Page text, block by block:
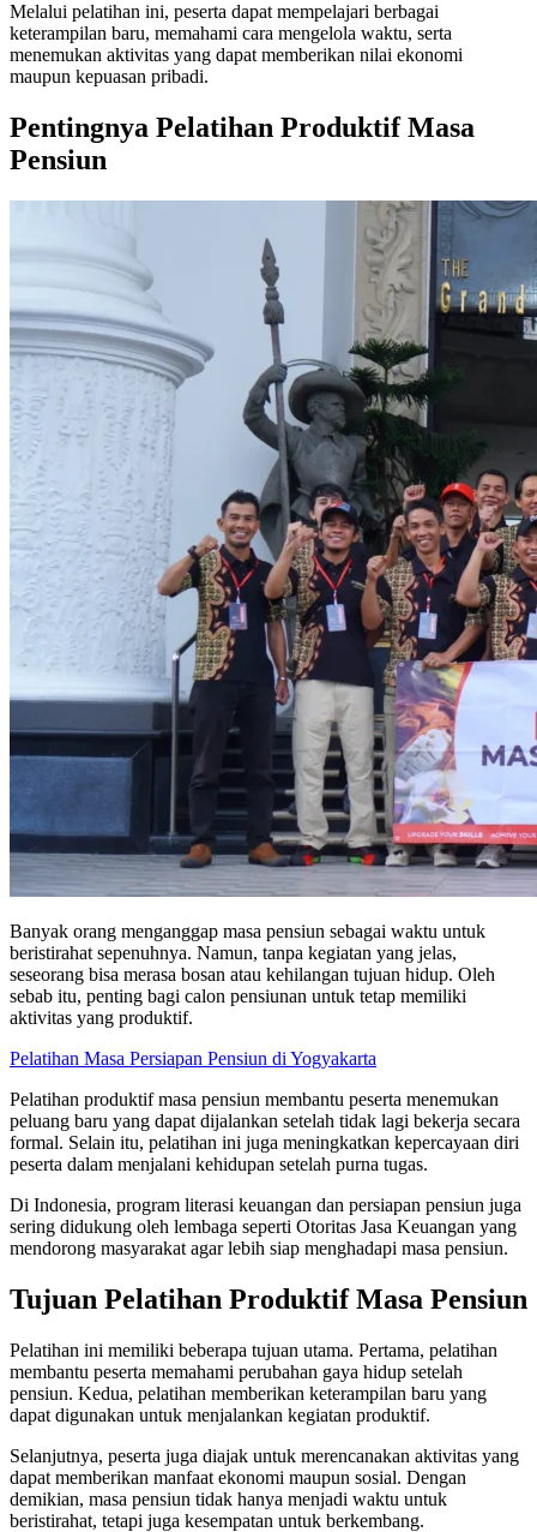
Melalui pelatihan ini, peserta dapat mempelajari berbagai
keterampilan baru, memahami cara mengelola waktu, serta
menemukan aktivitas yang dapat memberikan nilai ekonomi
maupun kepuasan pribadi.
Pentingnya Pelatihan Produktif Masa
Pensiun
Banyak orang menganggap masa pensiun sebagai waktu untuk
beristirahat sepenuhnya. Namun, tanpa kegiatan yang jelas,
seseorang bisa merasa bosan atau kehilangan tujuan hidup. Oleh
sebab itu, penting bagi calon pensiunan untuk tetap memiliki
aktivitas yang produktif.
Pelatihan Masa Persiapan Pensiun di Yogyakarta
Pelatihan produktif masa pensiun membantu peserta menemukan
peluang baru yang dapat dijalankan setelah tidak lagi bekerja secara
formal. Selain itu, pelatihan ini juga meningkatkan kepercayaan diri
peserta dalam menjalani kehidupan setelah purna tugas.
Di Indonesia, program literasi keuangan dan persiapan pensiun juga
sering didukung oleh lembaga seperti Otoritas Jasa Keuangan yang
mendorong masyarakat agar lebih siap menghadapi masa pensiun.
Tujuan Pelatihan Produktif Masa Pensiun
Pelatihan ini memiliki beberapa tujuan utama. Pertama, pelatihan
membantu peserta memahami perubahan gaya hidup setelah
pensiun. Kedua, pelatihan memberikan keterampilan baru yang
dapat digunakan untuk menjalankan kegiatan produktif.
Selanjutnya, peserta juga diajak untuk merencanakan aktivitas yang
dapat memberikan manfaat ekonomi maupun sosial. Dengan
demikian, masa pensiun tidak hanya menjadi waktu untuk
beristirahat, tetapi juga kesempatan untuk berkembang.